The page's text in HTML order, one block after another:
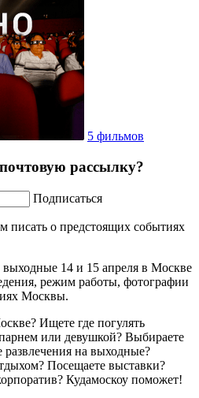
5 фильмов
рассылку?
Подписаться
писать о предстоящих событиях
14 и 15 апреля в Москве
режим работы, фотографии
Москвы.
Ищете где погулять
или девушкой? Выбираете
на выходные?
Посещаете выставки?
Кудамоскоу поможет!